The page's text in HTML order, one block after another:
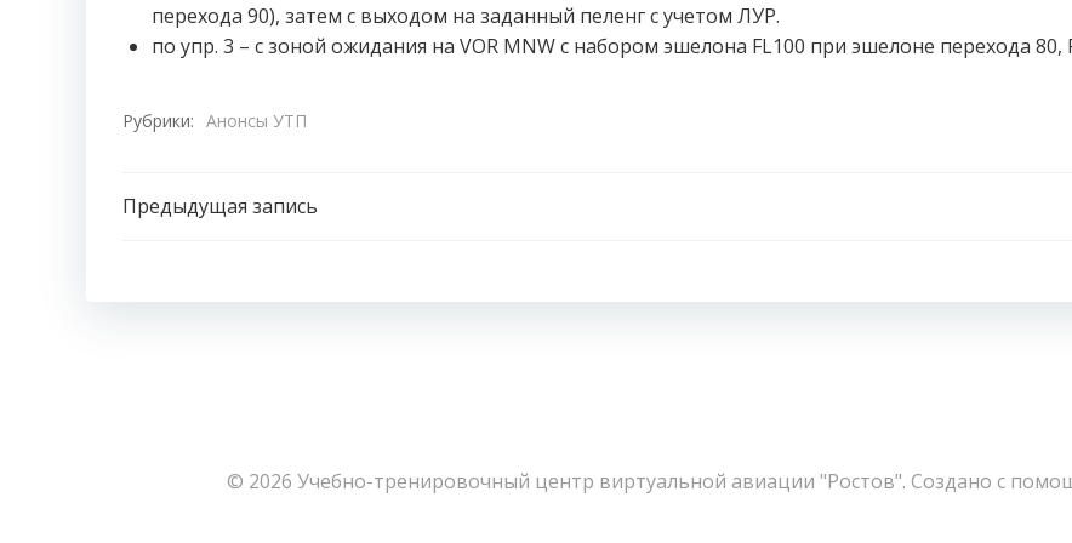
перехода 90), затем с выходом на заданный пеленг с учетом ЛУР.
по упр. 3 – с зоной ожидания на VOR MNW с набором эшелона FL100 при эшелоне перехода
Рубрики: Анонсы УТП
Навигация
записям
Предыдущая запись
записям
© 2026 Учебно-тренировочный центр виртуальной авиации "Ростов". Создано с